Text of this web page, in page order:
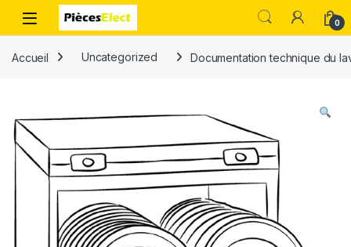
0
Accueil Uncategorized Documentation technique du